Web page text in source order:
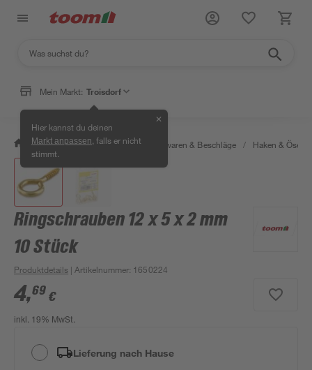
Mein Markt: Troisdorf
Hier kannst du deinen
Markt anpassen , falls er nicht
stimmt.
✕
/ Werkstatt & Maschinen / Eisenwaren & Beschläge / Haken & Ösen
Ringschrauben 12 x 5 x 2 mm
10 Stück
Produktdetails | Artikelnummer: 1650224
4,69 €
inkl. 19% MwSt.
Lieferung nach Hause